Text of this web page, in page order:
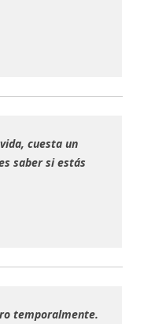
cuesta un
saber si estás
temporalmente.